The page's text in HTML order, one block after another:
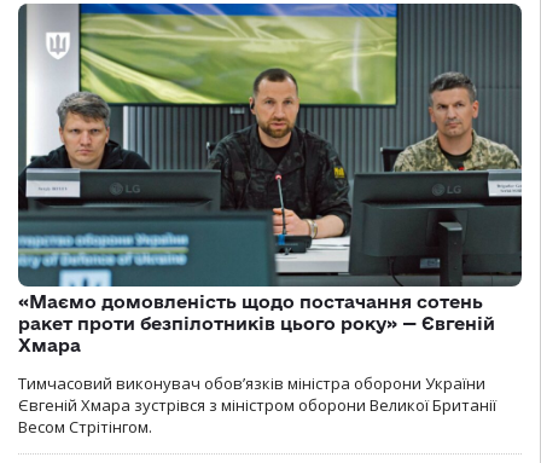
«Маємо домовленість щодо постачання сотень
ракет проти безпілотників цього року» — Євгеній
Хмара
Тимчасовий виконувач обов’язків міністра оборони України
Євгеній Хмара зустрівся з міністром оборони Великої Британії
Весом Стрітінгом.